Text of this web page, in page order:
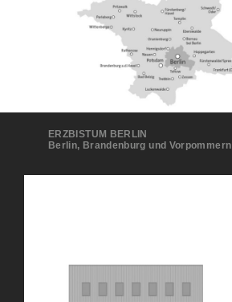
ERZBISTUM BERLIN
Berlin, Brandenburg und Vorpommern